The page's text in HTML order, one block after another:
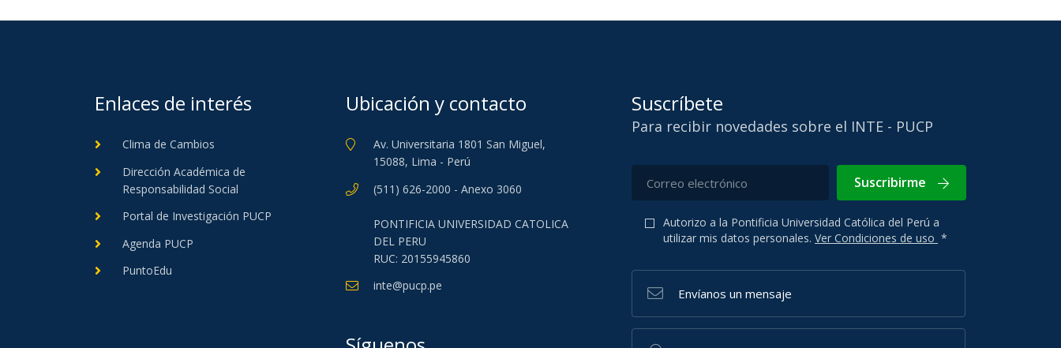
Enlaces de interés
Clima de Cambios
Dirección Académica de
Responsabilidad Social
Portal de Investigación PUCP
Agenda PUCP
PuntoEdu
Ubicación y contacto
Av. Universitaria 1801 San Miguel,
15088, Lima - Perú
(511) 626-2000 - Anexo 3060
PONTIFICIA UNIVERSIDAD CATOLICA
DEL PERU
RUC: 20155945860
inte@pucp.pe
Suscríbete
Para recibir novedades sobre el INTE - PUCP
Suscribirme
Autorizo a la Pontificia Universidad Católica del Perú a
utilizar mis datos personales.Ver Condiciones de uso *
Envíanos un mensaje